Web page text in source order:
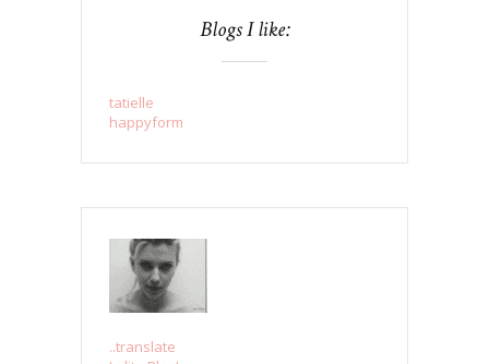
Blogs I like:
tatielle
happyform
..translate